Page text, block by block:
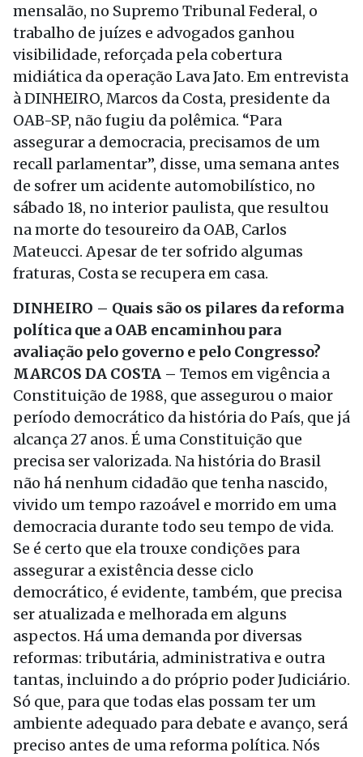
mensalão, no Supremo Tribunal Federal, o
trabalho de juízes e advogados ganhou
visibilidade, reforçada pela cobertura
midiática da operação Lava Jato. Em entrevista
à DINHEIRO, Marcos da Costa, presidente da
OAB-SP, não fugiu da polêmica. “Para
assegurar a democracia, precisamos de um
recall parlamentar”, disse, uma semana antes
de sofrer um acidente automobilístico, no
sábado 18, no interior paulista, que resultou
na morte do tesoureiro da OAB, Carlos
Mateucci. Apesar de ter sofrido algumas
fraturas, Costa se recupera em casa.
DINHEIRO – Quais são os pilares da reforma
política que a OAB encaminhou para
avaliação pelo governo e pelo Congresso?
MARCOS DA COSTA – Temos em vigência a
Constituição de 1988, que assegurou o maior
período democrático da história do País, que já
alcança 27 anos. É uma Constituição que
precisa ser valorizada. Na história do Brasil
não há nenhum cidadão que tenha nascido,
vivido um tempo razoável e morrido em uma
democracia durante todo seu tempo de vida.
Se é certo que ela trouxe condições para
assegurar a existência desse ciclo
democrático, é evidente, também, que precisa
ser atualizada e melhorada em alguns
aspectos. Há uma demanda por diversas
reformas: tributária, administrativa e outra
tantas, incluindo a do próprio poder Judiciário.
Só que, para que todas elas possam ter um
ambiente adequado para debate e avanço, será
preciso antes de uma reforma política. Nós